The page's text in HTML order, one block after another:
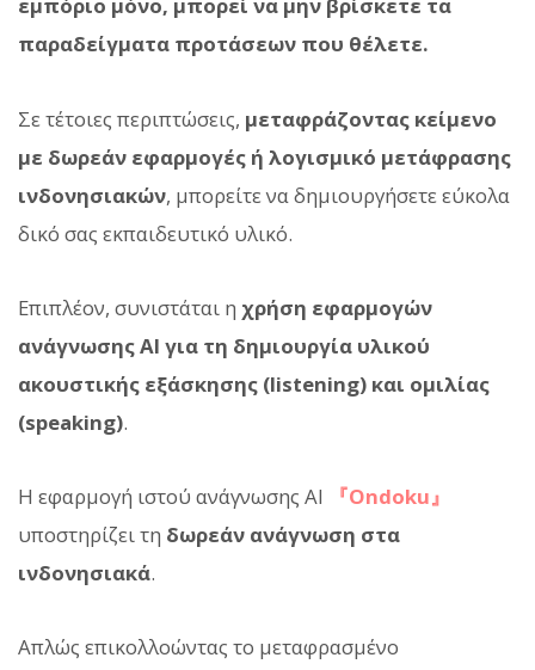
εμπόριο μόνο, μπορεί να μην βρίσκετε τα
παραδείγματα προτάσεων που θέλετε.
Σε τέτοιες περιπτώσεις, μεταφράζοντας κείμενο
με δωρεάν εφαρμογές ή λογισμικό μετάφρασης
ινδονησιακών, μπορείτε να δημιουργήσετε εύκολα
δικό σας εκπαιδευτικό υλικό.
Επιπλέον, συνιστάται η χρήση εφαρμογών
ανάγνωσης AI για τη δημιουργία υλικού
ακουστικής εξάσκησης (listening) και ομιλίας
(speaking).
Η εφαρμογή ιστού ανάγνωσης AI
『Ondoku』
υποστηρίζει τη δωρεάν ανάγνωση στα
ινδονησιακά.
Απλώς επικολλοώντας το μεταφρασμένο